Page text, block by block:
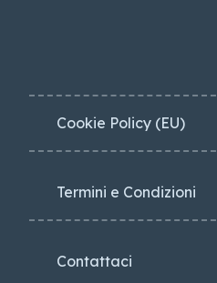
Cookie Policy (EU)
Termini e Condizioni
Contattaci